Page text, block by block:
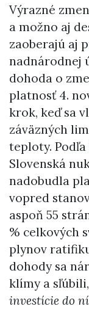
Výrazné
a možno aj
zaoberajú aj
nadnárodnej
dohoda o
platnosť 4.
krok, keď sa
záväzných
teploty.
Slovenská
nadobudla
vopred
aspoň 55
% celkových
plynov
dohody sa
klímy a
investície do